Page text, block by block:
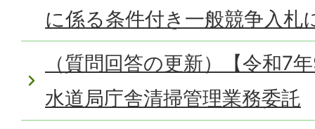
に係る条件付き一般競争入札
（質問回答の更新）【令和7
水道局庁舎清掃管理業務委託